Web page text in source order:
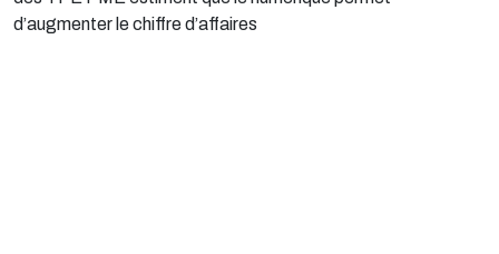
d’augmenter le chiffre d’affaires